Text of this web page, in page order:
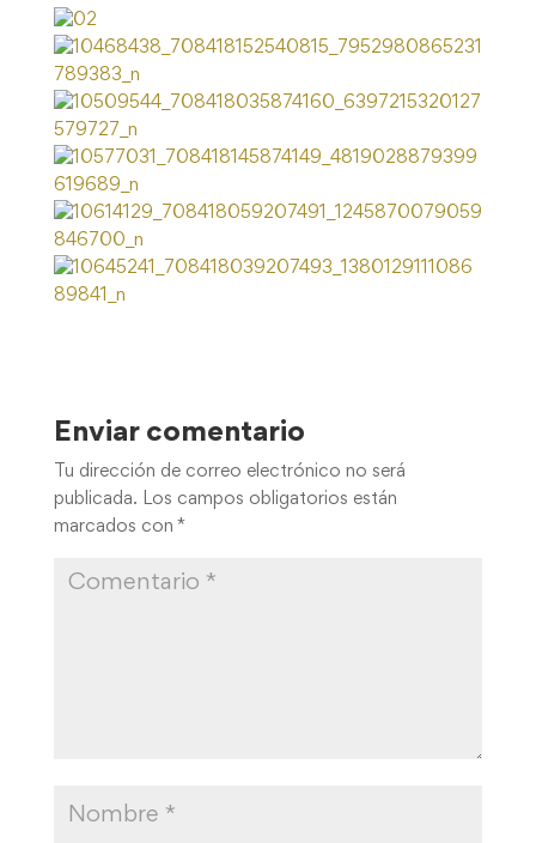
Enviar comentario
Tu dirección de correo electrónico no será
publicada. Los campos obligatorios están
marcados con *